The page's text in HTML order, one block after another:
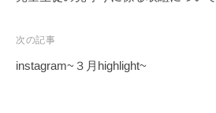
次の記事
instagram~３月highlight~